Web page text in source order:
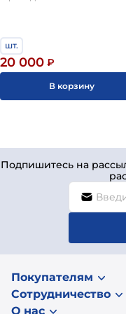
шт.
20 000 ₽
В корзину
Подпишитесь на
Покупателям
Сотрудничество
О нас